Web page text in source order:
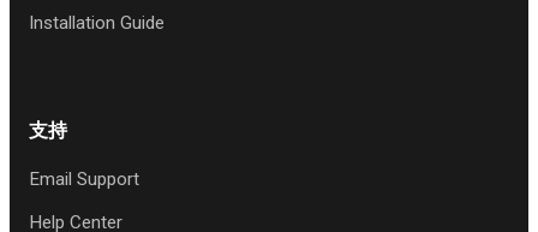
Installation Guide
支持
Email Support
Help Center